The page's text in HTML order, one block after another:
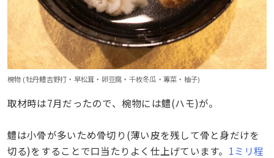
椀物 (牡丹鱧吉野打・早松茸・卵豆腐・千枚冬瓜・蓴菜・柚子)
取材時は7月だったので、椀物には鱧(ハモ)が。
鱧は小骨が多いため骨切り(薄い皮を残して骨と身だけを
切る)をすることで口当たりよく仕上げています。 1ミリ程